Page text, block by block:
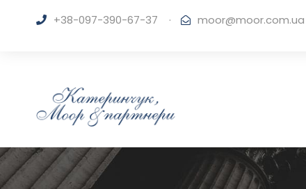
+38-097-390-67-37 · moor@moor.com.ua